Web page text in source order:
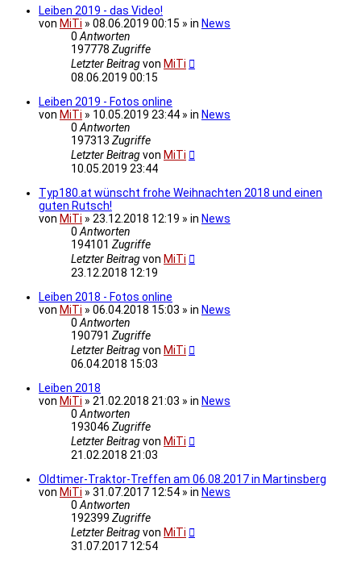
Leiben 2019 - das Video!
von MiTi » 08.06.2019 00:15 » in News
0Antworten
197778 Zugriffe
Letzter Beitragvon MiTi
08.06.2019 00:15
Leiben 2019 - Fotos online
von MiTi » 10.05.2019 23:44 » in News
0Antworten
197313 Zugriffe
Letzter Beitragvon MiTi
10.05.2019 23:44
Typ180.at wünscht frohe Weihnachten 2018 und einen
guten Rutsch!
von MiTi » 23.12.2018 12:19 » in News
0Antworten
194101 Zugriffe
Letzter Beitragvon MiTi
23.12.2018 12:19
Leiben 2018 - Fotos online
von MiTi » 06.04.2018 15:03 » in News
0Antworten
190791 Zugriffe
Letzter Beitragvon MiTi
06.04.2018 15:03
Leiben 2018
von MiTi » 21.02.2018 21:03 » in News
0Antworten
193046 Zugriffe
Letzter Beitragvon MiTi
21.02.2018 21:03
Oldtimer-Traktor-Treffen am 06.08.2017 in Martinsberg
von MiTi » 31.07.2017 12:54 » in News
0Antworten
192399 Zugriffe
Letzter Beitragvon MiTi
31.07.2017 12:54